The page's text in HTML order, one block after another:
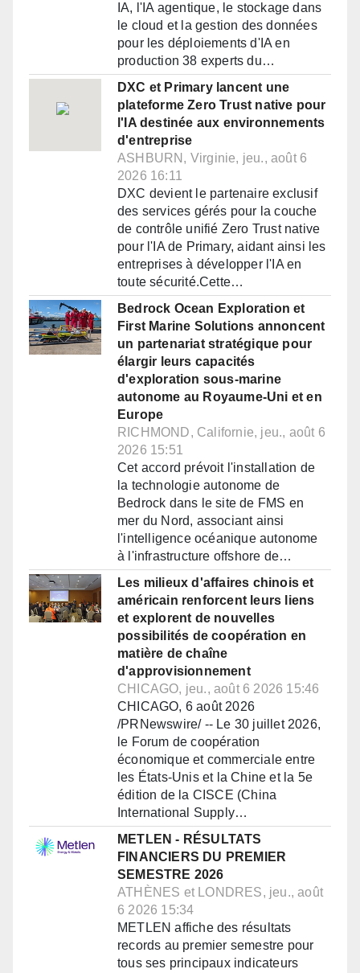
IA, l'IA agentique, le stockage dans
le cloud et la gestion des données
pour les déploiements d'IA en
production 38 experts du…
DXC et Primary lancent une
plateforme Zero Trust native pour
l'IA destinée aux environnements
d'entreprise
ASHBURN, Virginie, jeu., août 6
2026 16:11
DXC devient le partenaire exclusif
des services gérés pour la couche
de contrôle unifié Zero Trust native
pour l'IA de Primary, aidant ainsi les
entreprises à développer l'IA en
toute sécurité.Cette…
Bedrock Ocean Exploration et
First Marine Solutions annoncent
un partenariat stratégique pour
élargir leurs capacités
d'exploration sous-marine
autonome au Royaume-Uni et en
Europe
RICHMOND, Californie, jeu., août 6
2026 15:51
Cet accord prévoit l'installation de
la technologie autonome de
Bedrock dans le site de FMS en
mer du Nord, associant ainsi
l'intelligence océanique autonome
à l'infrastructure offshore de…
Les milieux d'affaires chinois et
américain renforcent leurs liens
et explorent de nouvelles
possibilités de coopération en
matière de chaîne
d'approvisionnement
CHICAGO, jeu., août 6 2026 15:46
CHICAGO, 6 août 2026
/PRNewswire/ -- Le 30 juillet 2026,
le Forum de coopération
économique et commerciale entre
les États-Unis et la Chine et la 5e
édition de la CISCE (China
International Supply…
METLEN - RÉSULTATS
FINANCIERS DU PREMIER
SEMESTRE 2026
ATHÈNES et LONDRES, jeu., août
6 2026 15:34
METLEN affiche des résultats
records au premier semestre pour
tous ses principaux indicateurs